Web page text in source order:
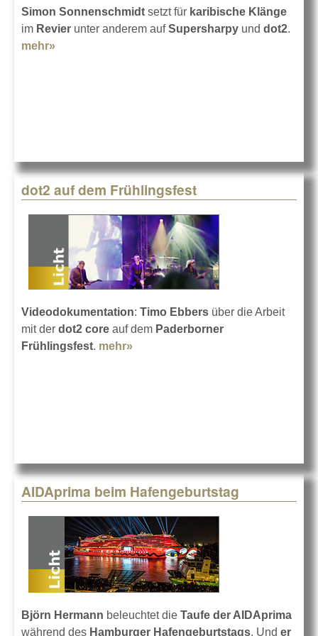
Simon Sonnenschmidt setzt für karibische Klänge
im Revier unter anderem aufSupersharpy und dot2.
mehr»
dot2 auf dem Frühlingsfest
Videodokumentation: Timo Ebbers über die Arbeit
mit der dot2 core auf dem Paderborner
Frühlingsfest. mehr»
AIDAprima beim Hafengeburtstag
Björn Hermann beleuchtet die Taufe der AIDAprima
während des Hamburger Hafengeburtstags. Und er